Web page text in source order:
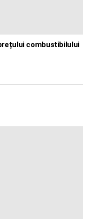
combustibilului